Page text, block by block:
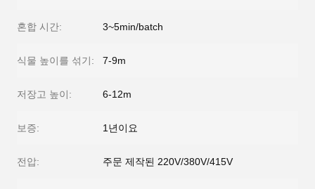
혼합 시간: 3~5min/batch
식물 높이를 섞기: 7-9m
저장고 높이: 6-12m
보증: 1년이요
전압: 주문 제작된 220V/380V/415V